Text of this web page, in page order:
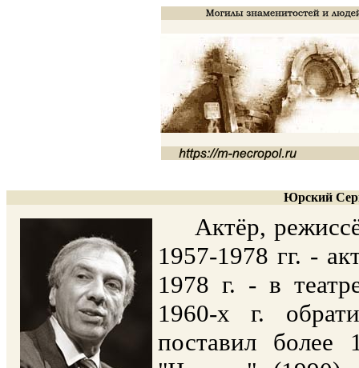
Юрский
Актёр,
1957-1978 гг. -
1978 г. - в
1960-х г.
поставил более